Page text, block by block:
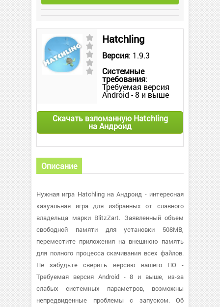
Hatchling
Версия: 1.9.3
Системные
требования:
Требуемая версия
Android - 8 и выше
Скачать взломанную Hatchling
на Андроид
Описание
Нужная игра Hatchling на Андроид - интересная
казуальная игра для избранных от славного
владельца марки BlitzZart. Заявленный объем
свободной памяти для установки 508MB,
переместите приложения на внешнюю память
для полного процесса скачивания всех файлов.
Не забудьте сверить версию вашего ПО -
Требуемая версия Android - 8 и выше, из-за
слабых системных параметров, возможны
непредвиденные проблемы с запуском. Об